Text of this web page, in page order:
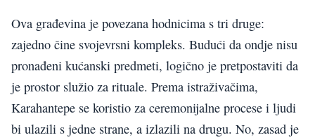
Ova građevina je povezana hodnicima s tri druge:
zajedno čine svojevrsni kompleks. Budući da ondje nisu
pronađeni kućanski predmeti, logično je pretpostaviti da
je prostor služio za rituale. Prema istraživačima,
Karahantepe se koristio za ceremonijalne procese i ljudi
bi ulazili s jedne strane, a izlazili na drugu. No, zasad je